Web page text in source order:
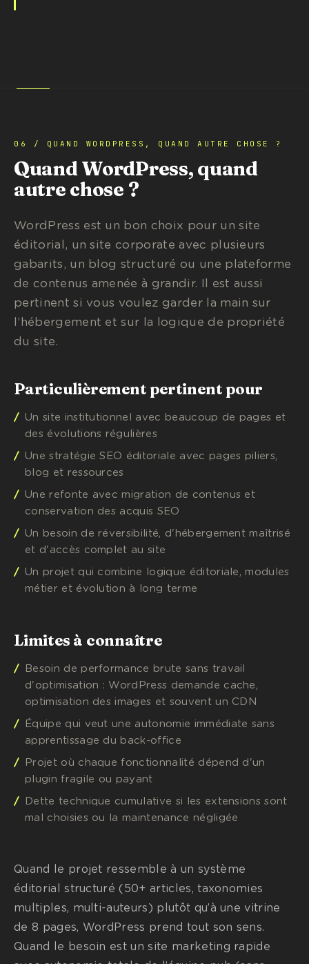
06 / QUAND WORDPRESS, QUAND AUTRE CHOSE ?
Quand WordPress, quand
autre chose ?
WordPress est un bon choix pour un site
éditorial, un site corporate avec plusieurs
gabarits, un blog structuré ou une plateforme
de contenus amenée à grandir. Il est aussi
pertinent si vous voulez garder la main sur
l’hébergement et sur la logique de propriété
du site.
Particulièrement pertinent pour
Un site institutionnel avec beaucoup de pages et
des évolutions régulières
Une stratégie SEO éditoriale avec pages piliers,
blog et ressources
Une refonte avec migration de contenus et
conservation des acquis SEO
Un besoin de réversibilité, d'hébergement maîtrisé
et d'accès complet au site
Un projet qui combine logique éditoriale, modules
métier et évolution à long terme
Limites à connaître
Besoin de performance brute sans travail
d'optimisation : WordPress demande cache,
optimisation des images et souvent un CDN
Équipe qui veut une autonomie immédiate sans
apprentissage du back-office
Projet où chaque fonctionnalité dépend d'un
plugin fragile ou payant
Dette technique cumulative si les extensions sont
mal choisies ou la maintenance négligée
Quand le projet ressemble à un système
éditorial structuré (50+ articles, taxonomies
multiples, multi-auteurs) plutôt qu’à une vitrine
de 8 pages, WordPress prend tout son sens.
Quand le besoin est un site marketing rapide